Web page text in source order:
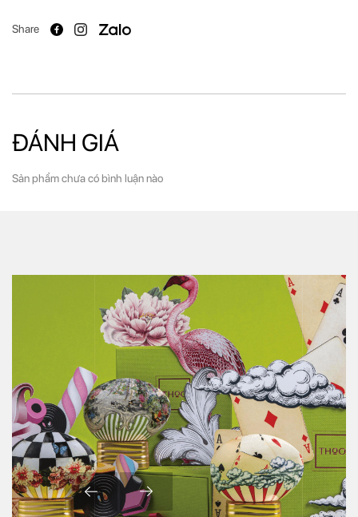
Mô tả hương
: Keep Glazed thuộc bộ sưu tập Arts của THoO. Mùi hương
là sự kết hợp hoàn hảo giữa hương vị hấp dẫn, ngọt ngào của xoài và
Nhà chế tác: Andrea Casotti, Cristian Calabrò
Share
ĐÁNH GIÁ
Sản phẩm chưa có bình luận nào